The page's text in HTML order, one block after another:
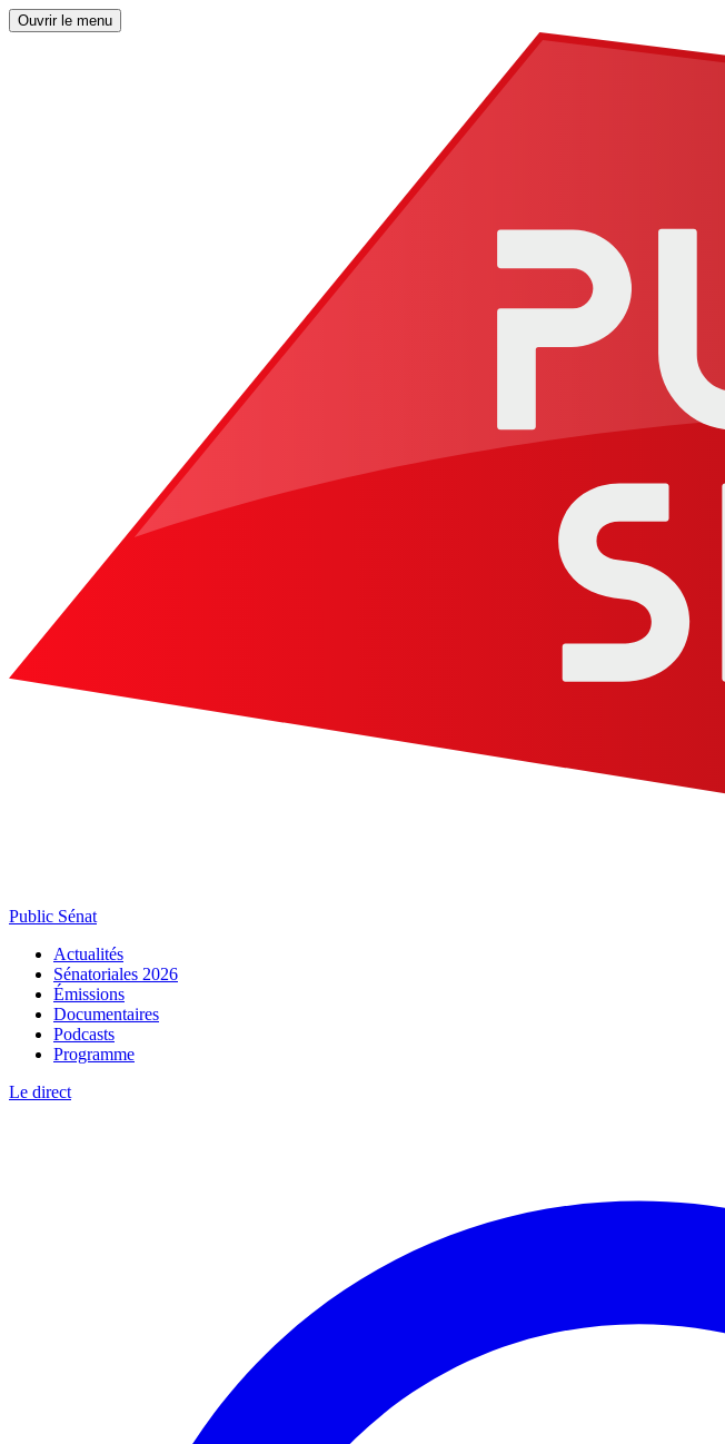
Ouvrir le menu
Public Sénat
Actualités
Sénatoriales 2026
Émissions
Documentaires
Podcasts
Programme
Le direct